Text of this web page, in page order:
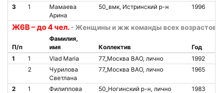
3 1
Мамаева
Арина
50_вмк, Истринский р-н 1996
Ж6В – до 4 чел. - Женщины и жж команды всех возрастов,
П/п
Фамилия,
имя
Коллектив Год
1
1 Vlad Maria 77_Москва ВАО, лично 1992
2
Чурилова
Светлана
77_Москва ВАО, лично 1965
2 1
Филиппова
50_Ногинский р-н, лично 1983